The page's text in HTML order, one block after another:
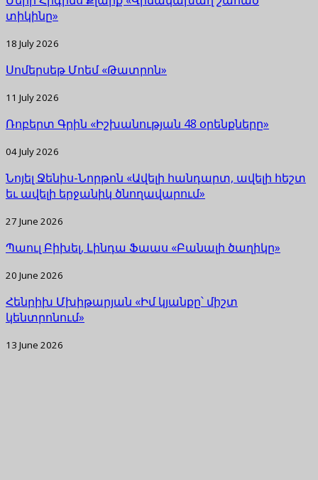
տիկինը»
18 July 2026
Սոմերսեթ Մոեմ «Թատրոն»
11 July 2026
Ռոբերտ Գրին «Իշխանության 48 օրենքները»
04 July 2026
Նոյել Ջենիս-Նորթոն «Ավելի հանդարտ, ավելի հեշտ
եւ ավելի երջանիկ ծնողավարում»
27 June 2026
Պաուլ Բիխել, Լինդա Ֆաաս «Բանալի ծաղիկը»
20 June 2026
Հենրիխ Մխիթարյան «Իմ կյանքը՝ միշտ
կենտրոնում»
13 June 2026